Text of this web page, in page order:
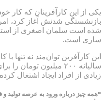
بازنشستگی شدنش آغاز کرد،
شده است سلمان اصغری از
ساری است.
این کارآفرین توان‌مند نه تنها
سالیانه ۲۰۰ میلیون
زیادی از افراد ایجاد اشتغال
*همه چیز درباره ورود به عرصه تولید